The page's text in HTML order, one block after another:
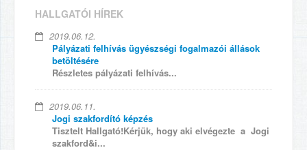
HALLGATÓI HÍREK
2019.06.12.
Pályázati felhívás ügyészségi fogalmazói állások
betöltésére
Részletes pályázati felhívás...
2019.06.11.
Jogi szakfordító képzés
Tisztelt Hallgató!Kérjük, hogy aki elvégezte a Jogi
szakford&i...